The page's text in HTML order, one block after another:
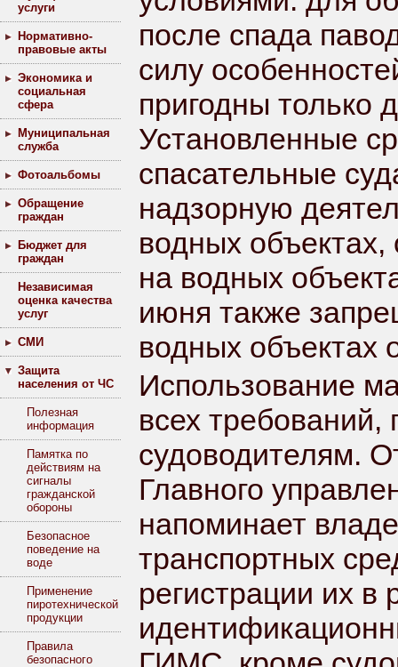
услуги
Нормативно-
правовые акты
Экономика и
социальная
сфера
Муниципальная
служба
Фотоальбомы
Обращение
граждан
Бюджет для
граждан
Независимая
оценка качества
услуг
СМИ
Защита
населения от ЧС
Полезная
информация
Памятка по
действиям на
сигналы
гражданской
обороны
Безопасное
поведение на
воде
Применение
пиротехнической
продукции
Правила
безопасного
после спада
силу
пригодны только
Установленные
спасательные
надзорную
водных
на водных
июня также
водных объектах
Использование
всех
судоводителям.
Главного
напоминает
транспортных
регистрации их